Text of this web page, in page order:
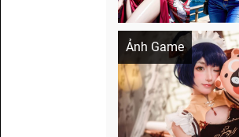
Ảnh Game
Cosplay Xiangling